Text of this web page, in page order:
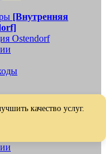
[Внутренняя
Ostendorf
обратные клапаны
[Наружная
качество услуг.